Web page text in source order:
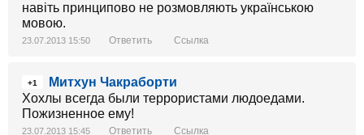
навіть принципово не розмовляють українською
мовою.
23.07.2013 15:50 Ответить Ссылка
+1
Митхун Чакраборти
Хохлы всегда были террористами людоедами.
Пожизненное ему!
23.07.2013 15:45 Ответить Ссылка